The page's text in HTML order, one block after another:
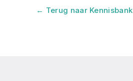
← Terug naar Kennisbank